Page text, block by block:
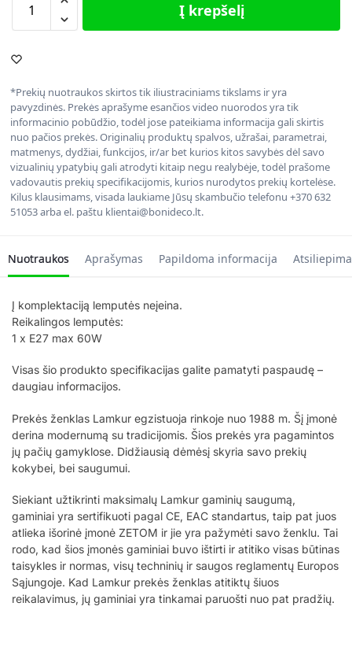
Į krepšelį
*Prekių nuotraukos skirtos tik iliustraciniams tikslams ir yra
pavyzdinės. Prekės aprašyme esančios video nuorodos yra tik
informacinio pobūdžio, todėl jose pateikiama informacija gali skirtis
nuo pačios prekės. Originalių produktų spalvos, užrašai, parametrai,
matmenys, dydžiai, funkcijos, ir/ar bet kurios kitos savybės dėl savo
vizualinių ypatybių gali atrodyti kitaip negu realybėje, todėl prašome
vadovautis prekių specifikacijomis, kurios nurodytos prekių kortelėse.
Kilus klausimams, visada laukiame Jūsų skambučio telefonu +370 632
51053 arba el. paštu klientai@bonideco.lt.
Nuotraukos Aprašymas Papildoma informacija
Į komplektaciją lemputės neįeina.
Reikalingos lemputės:
1 x E27 max 60W
Visas šio produkto specifikacijas galite pamatyti paspaudę –
daugiau informacijos.
Prekės ženklas Lamkur egzistuoja rinkoje nuo 1988 m. Šį įmonė
derina modernumą su tradicijomis. Šios prekės yra pagamintos
jų pačių gamyklose. Didžiausią dėmėsį skyria savo prekių
kokybei, bei saugumui.
Siekiant užtikrinti maksimalų Lamkur gaminių saugumą,
gaminiai yra sertifikuoti pagal CE, EAC standartus, taip pat juos
atlieka išorinė įmonė ZETOM ir jie yra pažymėti savo ženklu. Tai
rodo, kad šios įmonės gaminiai buvo ištirti ir atitiko visas būtinas
taisykles ir normas, visų techninių ir saugos reglamentų Europos
Sąjungoje. Kad Lamkur prekės ženklas atitiktų šiuos
reikalavimus, jų gaminiai yra tinkamai paruošti nuo pat pradžių.